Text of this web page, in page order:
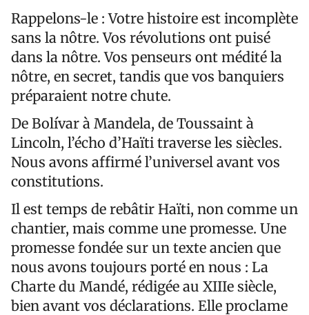
Rappelons-le : Votre histoire est incomplète
sans la nôtre. Vos révolutions ont puisé
dans la nôtre. Vos penseurs ont médité la
nôtre, en secret, tandis que vos banquiers
préparaient notre chute.
De Bolívar à Mandela, de Toussaint à
Lincoln, l’écho d’Haïti traverse les siècles.
Nous avons affirmé l’universel avant vos
constitutions.
Il est temps de rebâtir Haïti, non comme un
chantier, mais comme une promesse. Une
promesse fondée sur un texte ancien que
nous avons toujours porté en nous : La
Charte du Mandé, rédigée au XIIIe siècle,
bien avant vos déclarations. Elle proclame